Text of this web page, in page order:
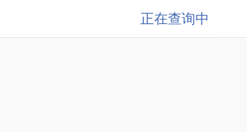
正在查询中